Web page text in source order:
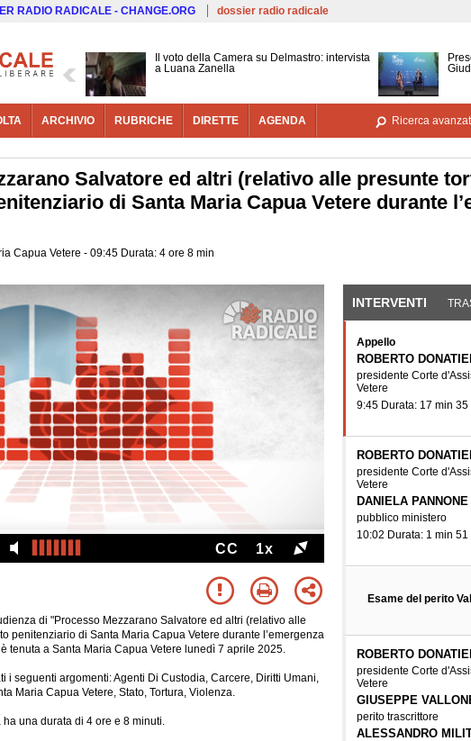
Salta al contenuto principale
RADIO RADICALE - CHANGE.ORG dossier radio radicale
Il voto della Camera su Delmastro: intervista
a Luana Zanella
ARCHIVIO RUBRICHE DIRETTE AGENDA Ricerca
Salvatore ed altri (relativo alle presunte
di Santa Maria Capua Vetere durante
Capua Vetere - 09:45 Durata: 4 ore 8 min
CC 1x
di "Processo Mezzarano Salvatore ed altri (relativo alle
penitenziario di Santa Maria Capua Vetere durante l’emergenza
tenuta a Santa Maria Capua Vetere lunedì 7 aprile 2025.
i seguenti argomenti: Agenti Di Custodia, Carcere, Diritti Umani,
Maria Capua Vetere, Stato, Tortura, Violenza.
una durata di 4 ore e 8 minuti.
INTERVENTI
Appello
ROBERTO
presidente Corte
Vetere
9:45 Durata: 17 min 35
ROBERTO
presidente Corte
Vetere
DANIELA PANNONE
pubblico ministero
10:02 Durata: 1 min 51
Esame del perito
ROBERTO
presidente Corte
Vetere
GIUSEPPE
perito trascrittore
ALESSANDRO